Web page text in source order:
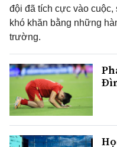
đội đã tích cực vào
khó khăn bằng những
trường.